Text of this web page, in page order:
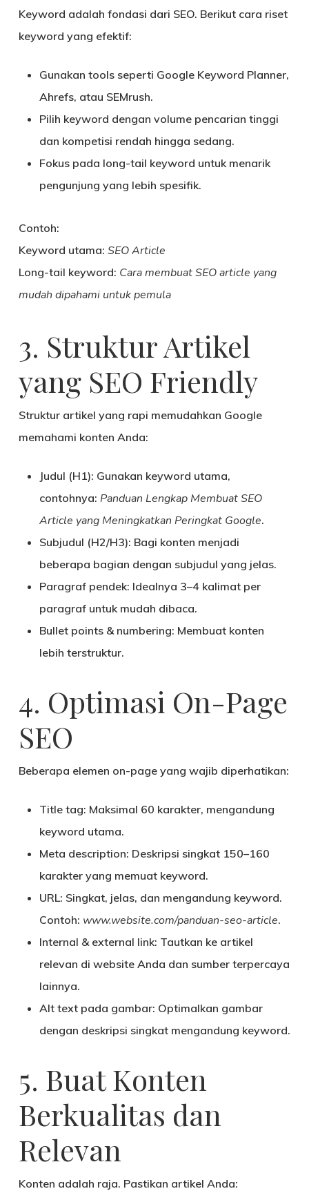
Keyword adalah fondasi dari SEO. Berikut cara riset
keyword yang efektif:
Gunakan tools seperti Google Keyword Planner,
Ahrefs, atau SEMrush.
Pilih keyword dengan volume pencarian tinggi
dan kompetisi rendah hingga sedang.
Fokus pada long-tail keyword untuk menarik
pengunjung yang lebih spesifik.
Contoh:
Keyword utama: SEO Article
Long-tail keyword: Cara membuat SEO article yang
mudah dipahami untuk pemula
3. Struktur Artikel
yang SEO Friendly
Struktur artikel yang rapi memudahkan Google
memahami konten Anda:
Judul (H1): Gunakan keyword utama,
contohnya: Panduan Lengkap Membuat SEO
Article yang Meningkatkan Peringkat Google.
Subjudul (H2/H3): Bagi konten menjadi
beberapa bagian dengan subjudul yang jelas.
Paragraf pendek: Idealnya 3–4 kalimat per
paragraf untuk mudah dibaca.
Bullet points & numbering: Membuat konten
lebih terstruktur.
4. Optimasi On-Page
SEO
Beberapa elemen on-page yang wajib diperhatikan:
Title tag: Maksimal 60 karakter, mengandung
keyword utama.
Meta description: Deskripsi singkat 150–160
karakter yang memuat keyword.
URL: Singkat, jelas, dan mengandung keyword.
Contoh: www.website.com/panduan-seo-article.
Internal & external link: Tautkan ke artikel
relevan di website Anda dan sumber terpercaya
lainnya.
Alt text pada gambar: Optimalkan gambar
dengan deskripsi singkat mengandung keyword.
5. Buat Konten
Berkualitas dan
Relevan
Konten adalah raja. Pastikan artikel Anda: